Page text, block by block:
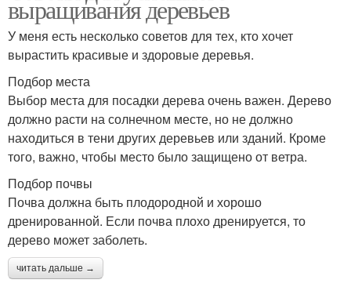
выращивания деревьев
У меня есть несколько советов для тех, кто хочет
вырастить красивые и здоровые деревья.
Подбор места
Выбор места для посадки дерева очень важен. Дерево
должно расти на солнечном месте, но не должно
находиться в тени других деревьев или зданий. Кроме
того, важно, чтобы место было защищено от ветра.
Подбор почвы
Почва должна быть плодородной и хорошо
дренированной. Если почва плохо дренируется, то
дерево может заболеть.
читать дальше →